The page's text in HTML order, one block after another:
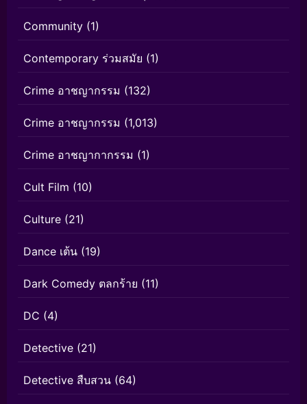
Community (1)
Contemporary ร่วมสมัย (1)
Crime อาชญากรรม (132)
Crime อาชญากรรม (1,013)
Crime อาชญากากรรม (1)
Cult Film (10)
Culture (21)
Dance เต้น (19)
Dark Comedy ตลกร้าย (11)
DC (4)
Detective (21)
Detective สืบสวน (64)